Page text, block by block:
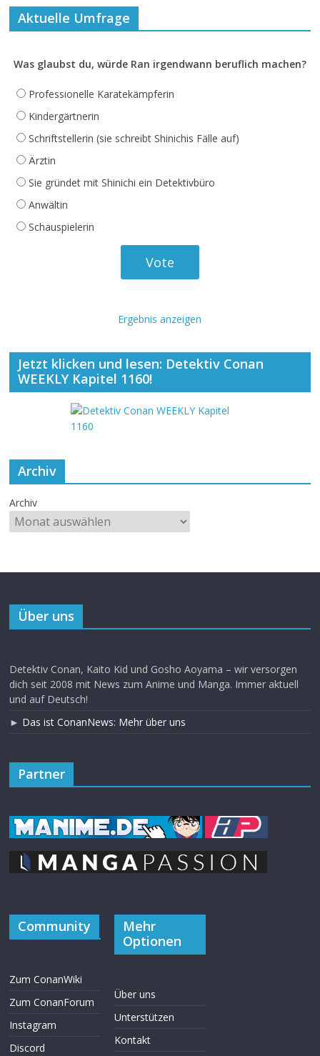
Aktuelle Umfrage
Was glaubst du, würde Ran irgendwann beruflich machen?
Professionelle Karatekämpferin
Kindergärtnerin
Schriftstellerin (sie schreibt Shinichis Fälle auf)
Ärztin
Sie gründet mit Shinichi ein Detektivbüro
Anwältin
Schauspielerin
Ergebnis anzeigen
Jetzt klicken und lesen: Detektiv Conan
WEEKLY Kapitel 1160!
Archiv
Archiv
Über uns
Detektiv Conan, Kaito Kid und Gosho Aoyama – wir versorgen
dich seit 2008 mit News zum Anime und Manga. Immer aktuell
und auf Deutsch!
► Das ist ConanNews: Mehr über uns
Partner
Community
Zum ConanWiki
Zum ConanForum
Instagram
Discord
Mehr
Optionen
Über uns
Unterstützen
Kontakt